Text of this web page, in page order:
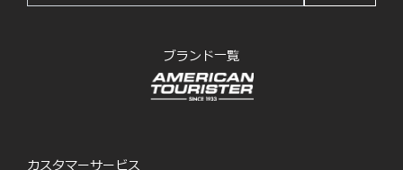
ブランド一覧
カスタマーサービス